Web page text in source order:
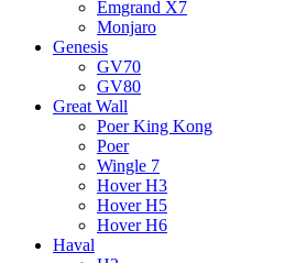
Emgrand X7
Monjaro
Genesis
GV70
GV80
Great Wall
Poer King Kong
Poer
Wingle 7
Hover H3
Hover H5
Hover H6
Haval